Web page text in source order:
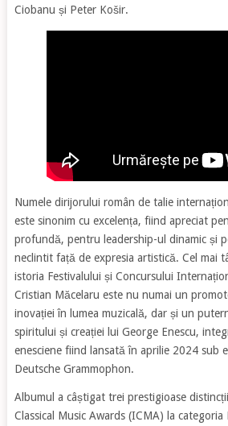
Ciobanu și Peter Košir.
Numele dirijorului român de talie
este sinonim cu excelența, fiind apreciat
profundă, pentru leadership-ul dinamic și
neclintit față de expresia artistică. Cel mai
istoria Festivalului și Concursului
Cristian Măcelaru este nu numai un
inovației în lumea muzicală, dar și un
spiritului și creației lui George Enescu,
enesciene fiind lansată în aprilie 2024 sub
Deutsche Grammophon.
Albumul a câștigat trei prestigioase
Classical Music Awards (ICMA) la